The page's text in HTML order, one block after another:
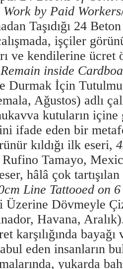
by Paid Workers
Taşıdığı 24
işçiler
ve kendilerine ücret
inside
Durmak İçin
Ağustos) adlı
kutuların
ifade eden bir
kıldığı ilk eseri,
Tamayo,
hâlâ çok
Line Tattooed on
Üzerine Dövmeyle
Havana,
karşılığında
eden insanların
yukarda